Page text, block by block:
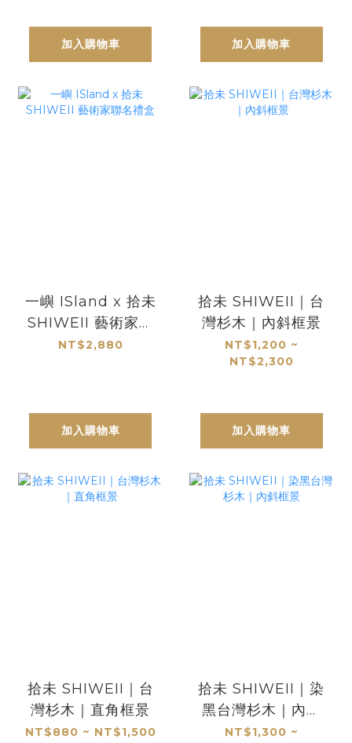
加入購物車 加入購物車
一嶼 ISland x 拾未
SHIWEII 藝術家聯
名禮盒
NT$2,880
加入購物車
拾未 SHIWEII｜台
灣杉木｜內斜框景
NT$1,200 ~
NT$2,300
加入購物車
拾未 SHIWEII｜台
灣杉木｜直角框景
NT$880 ~ NT$1,500
拾未 SHIWEII｜染
黑台灣杉木｜內斜
框景
NT$1,300 ~